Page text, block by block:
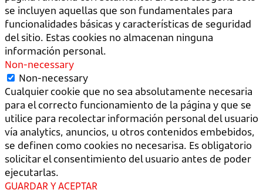
se incluyen aquellas que son fundamentales para
funcionalidades básicas y características de seguridad
del sitio. Estas cookies no almacenan ninguna
información personal.
Non-necessary
Non-necessary
Cualquier cookie que no sea absolutamente necesaria
para el correcto funcionamiento de la página y que se
utilice para recolectar información personal del usuario
vía analytics, anuncios, u otros contenidos embebidos,
se definen como cookies no necesarisa. Es obligatorio
solicitar el consentimiento del usuario antes de poder
ejecutarlas.
GUARDAR Y ACEPTAR